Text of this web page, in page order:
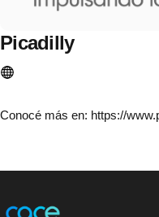
Picadilly
Conocé más en: https://
CACE | Cámara Argentina de